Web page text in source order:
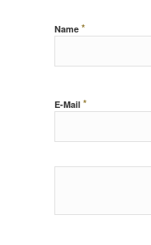
Name *
E-Mail *